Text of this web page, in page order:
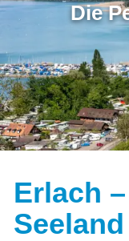
Die
Erlach
Seeland